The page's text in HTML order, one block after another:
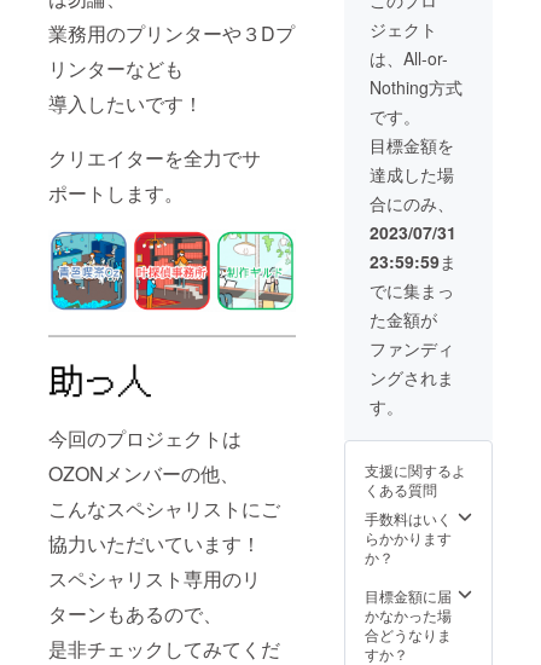
業務用のプリンターや３Dプ
リンターなども
導入したいです！
クリエイターを全力でサ
ポートします。
今回のプロジェクトは
OZONメンバーの他、
こんなスペシャリストにご
協力いただいています！
スペシャリスト専用のリ
ターンもあるので、
是非チェックしてみてくだ
(日) 13
時から
17時
スしま
す。 ア
クキー
など
グッズ
語り！
なんと
カメラ
マンが
付きま
す。 (レ
タッ
チ・
ファイ
ル編集
込、後
日デー
タお渡
しキャ
細を記
入くだ
さい。
併せて8
月中に
ング
メール
を送付
しま
ジェクト
は、All-or-
Nothing方式
です。
目標金額を
達成した場
合にのみ、
2023/07/31
23:59:59ま
でに集まっ
た金額が
ファンディ
ングされま
す。
支援に関するよ
くある質問
手数料はいく
らかかります
か？
目標金額に届
かなかった場
合どうなりま
すか？